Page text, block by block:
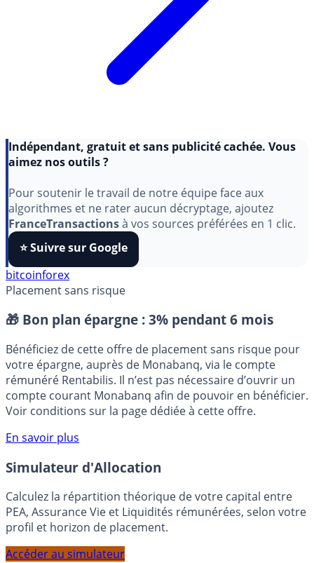
aimez nos outils ?
Pour soutenir le travail de notre équipe face aux
algorithmes et ne rater aucun décryptage, ajoutez
FranceTransactionsà vos sources préférées en 1 clic.
⭐️ Suivre sur Google
Placement sans risque
🎁 Bon plan épargne : 3% pendant 6 mois
Bénéficiez de cette offre de placement sans risque pour
votre épargne, auprès de Monabanq, via le compte
rémunéré Rentabilis. Il n’est pas nécessaire d’ouvrir un
Voir conditions sur la page dédiée à cette offre.
En savoir plus
Simulateur d'Allocation
Calculez la répartition théorique de votre capital entre
profil et horizon de placement.